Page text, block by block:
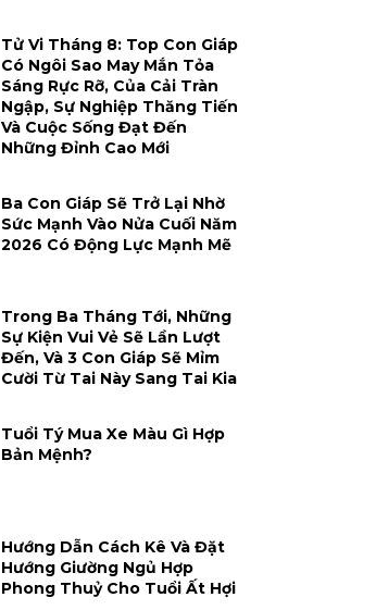
Tử Vi Tháng 8: Top Con Giáp
Có Ngôi Sao May Mắn Tỏa
Sáng Rực Rỡ, Của Cải Tràn
Ngập, Sự Nghiệp Thăng Tiến
Và Cuộc Sống Đạt Đến
Những Đỉnh Cao Mới
Ba Con Giáp Sẽ Trở Lại Nhờ
Sức Mạnh Vào Nửa Cuối Năm
2026 Có Động Lực Mạnh Mẽ
Trong Ba Tháng Tới, Những
Sự Kiện Vui Vẻ Sẽ Lần Lượt
Đến, Và 3 Con Giáp Sẽ Mỉm
Cười Từ Tai Này Sang Tai Kia
Tuổi Tý Mua Xe Màu Gì Hợp
Bản Mệnh?
Hướng Dẫn Cách Kê Và Đặt
Hướng Giường Ngủ Hợp
Phong Thuỷ Cho Tuổi Ất Hợi